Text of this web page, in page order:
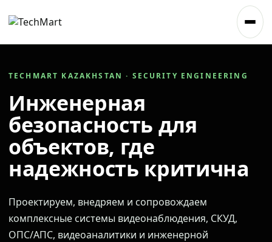
TECHMART KAZAKHSTAN · SECURITY ENGINEERING
Инженерная
безопасность для
объектов, где
надежность критична
Проектируем, внедряем и сопровождаем
комплексные системы видеонаблюдения, СКУД,
ОПС/АПС, видеоаналитики и инженерной